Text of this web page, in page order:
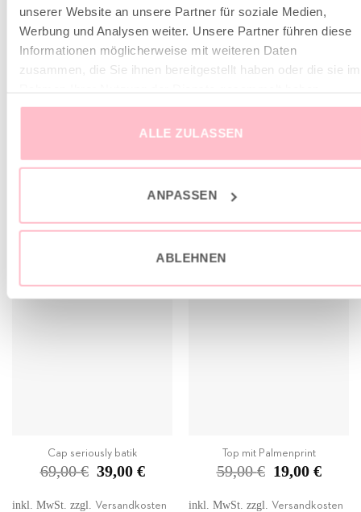
unserer Website an unsere Partner für soziale Medien,
Werbung und Analysen weiter. Unsere Partner führen diese
Informationen möglicherweise mit weiteren Daten
zusammen, die Sie ihnen bereitgestellt haben oder die sie im
ALLE ZULASSEN
ANPASSEN
ABLEHNEN
Länger geschnitten
Überschnittene Schulternähte
Locker fallend
ÄHNLICHE PRODUKTE
Cap seriously batik
69,00€
Ursprünglicher
Preis
69,00 €
39,00 €Aktueller
Preis
inkl. MwSt. zzgl. Versandkosten
Top mit Palmenprint
59,00€
Ursprünglicher
Preis
59,00 €
19,00 €Preis
inkl. MwSt. zzgl. Versandkosten